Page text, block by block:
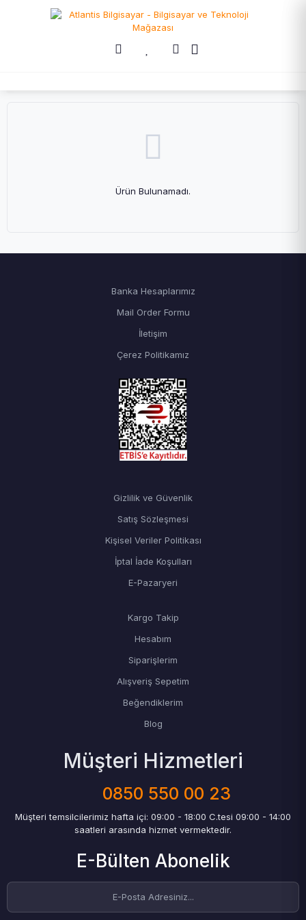
Ürün Bulunamadı.
Banka Hesaplarımız
Mail Order Formu
İletişim
Çerez Politikamız
Gizlilik ve Güvenlik
Satış Sözleşmesi
Kişisel Veriler Politikası
İptal İade Koşulları
E-Pazaryeri
Kargo Takip
Hesabım
Siparişlerim
Alışveriş Sepetim
Beğendiklerim
Blog
Müşteri Hizmetleri
0850 550 00 23
Müşteri temsilcilerimiz hafta içi: 09:00 - 18:00 C.tesi 09:00 - 14:00
saatleri arasında hizmet vermektedir.
E-Bülten Abonelik